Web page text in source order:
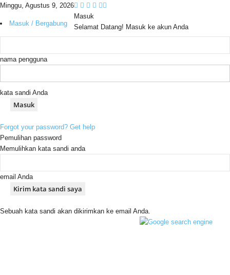
Minggu, Agustus 9, 2026
Masuk / Bergabung
Masuk
Selamat Datang! Masuk ke akun Anda
nama pengguna
kata sandi Anda
Forgot your password? Get help
Pemulihan password
Memulihkan kata sandi anda
email Anda
Sebuah kata sandi akan dikirimkan ke email Anda.